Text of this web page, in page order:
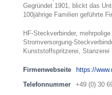
Gegründet 1901, blickt das
100jährige Familien geführte
HF-Steckverbinder,
Stromversorgung-
Kunststoffspritzerei, Stanzerei
Firmenwebseite https://
Telefonnummer +49 (0) 30